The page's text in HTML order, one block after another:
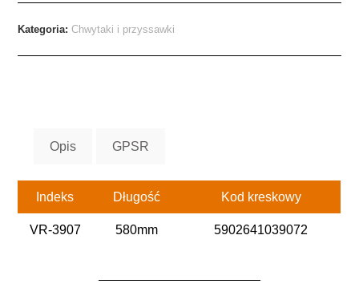
Kategoria:Chwytaki i przyssawki
Opis GPSR
Indeks Długość Kod kreskowy
VR-3907 580mm 5902641039072